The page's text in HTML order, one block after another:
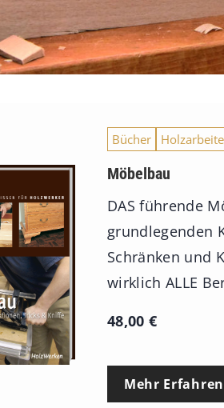
Bücher
Möbelbau
DAS führende
grundlegenden
Schränken und
wirklich ALLE
48,00 €
Mehr Erfahren